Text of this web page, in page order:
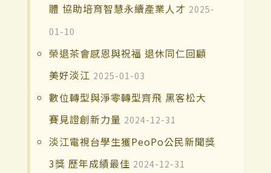
體 協助培育智慧永續產業人才 2025-
01-10
榮退茶會感恩與祝福 退休同仁回顧
美好淡江 2025-01-03
數位轉型與淨零轉型齊飛 黑客松大
賽見證創新力量 2024-12-31
淡江電視台學生獲PeoPo公民新聞獎
3獎 歷年成績最佳 2024-12-31